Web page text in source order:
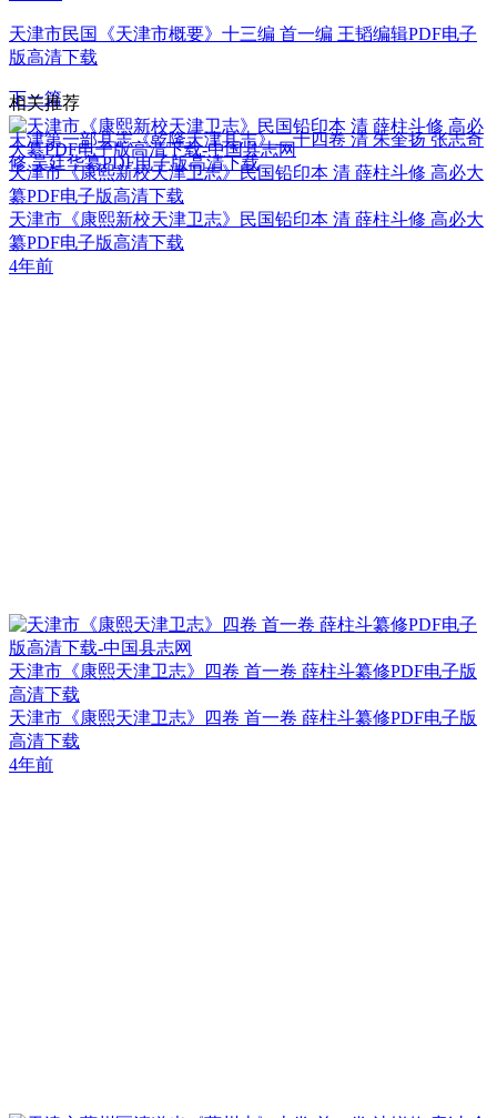
天津市民国《天津市概要》十三编 首一编 王韬编辑PDF电子
版高清下载
下一篇
天津第一部县志《乾隆天津县志》二十四卷 清 朱奎扬 张志奇
修 吴廷华纂PDF电子版高清下载
相关推荐
天津市《康熙新校天津卫志》民国铅印本 清 薛柱斗修 高必大
纂PDF电子版高清下载
天津市《康熙新校天津卫志》民国铅印本 清 薛柱斗修 高必大
纂PDF电子版高清下载
4年前
天津市《康熙天津卫志》四卷 首一卷 薛柱斗纂修PDF电子版
高清下载
天津市《康熙天津卫志》四卷 首一卷 薛柱斗纂修PDF电子版
高清下载
4年前